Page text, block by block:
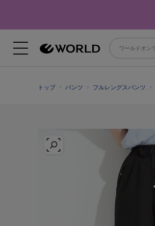
トップ パンツ フルレングスパンツ